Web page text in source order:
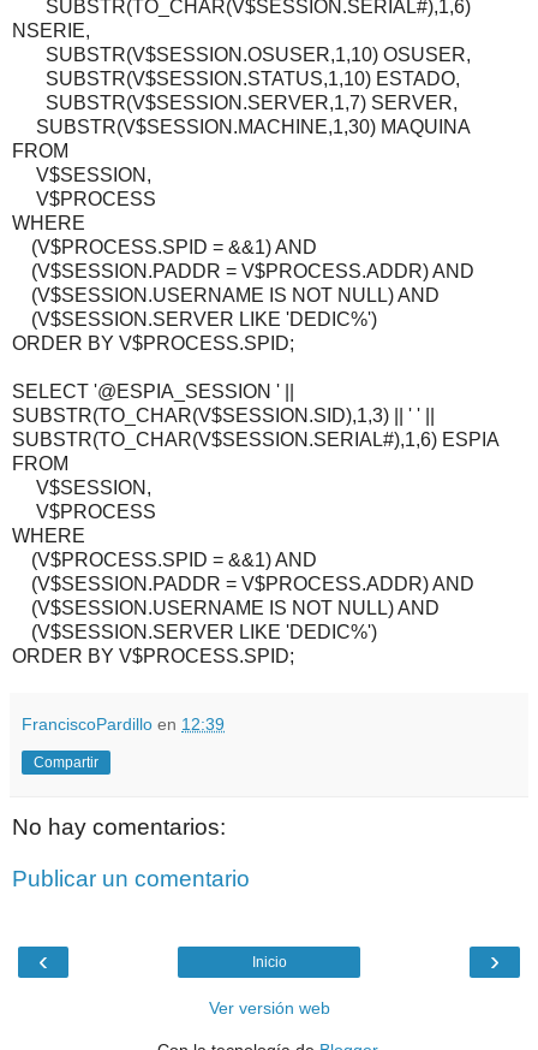
SUBSTR(TO_CHAR(V$SESSION.SERIAL#),1,6)
NSERIE,
SUBSTR(V$SESSION.OSUSER,1,10) OSUSER,
SUBSTR(V$SESSION.STATUS,1,10) ESTADO,
SUBSTR(V$SESSION.SERVER,1,7) SERVER,
SUBSTR(V$SESSION.MACHINE,1,30) MAQUINA
FROM
V$SESSION,
V$PROCESS
WHERE
(V$PROCESS.SPID = &&1) AND
(V$SESSION.PADDR = V$PROCESS.ADDR) AND
(V$SESSION.USERNAME IS NOT NULL) AND
(V$SESSION.SERVER LIKE 'DEDIC%')
ORDER BY V$PROCESS.SPID;
SELECT '@ESPIA_SESSION ' ||
SUBSTR(TO_CHAR(V$SESSION.SID),1,3) || ' ' ||
SUBSTR(TO_CHAR(V$SESSION.SERIAL#),1,6) ESPIA
FROM
V$SESSION,
V$PROCESS
WHERE
(V$PROCESS.SPID = &&1) AND
(V$SESSION.PADDR = V$PROCESS.ADDR) AND
(V$SESSION.USERNAME IS NOT NULL) AND
(V$SESSION.SERVER LIKE 'DEDIC%')
ORDER BY V$PROCESS.SPID;
FranciscoPardillo en 12:39
Compartir
No hay comentarios:
Publicar un comentario
‹ ›
Inicio
Ver versión web